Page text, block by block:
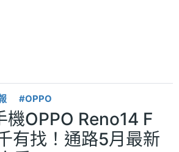
#OPPO
機OPPO Reno14 F
有找！通路5月最新